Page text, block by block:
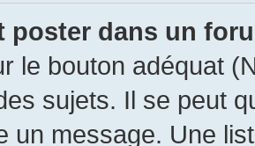
poster dans un
le bouton adéquat
sujets. Il se peut
un message. Une